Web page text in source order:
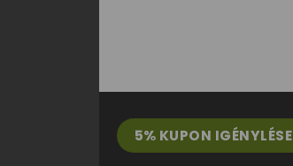
5% KUPON IGÉNYLÉSE